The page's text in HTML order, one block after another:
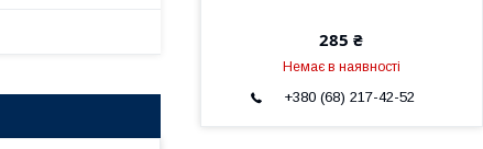
285 ₴
Немає в наявності
+380 (68) 217-42-52